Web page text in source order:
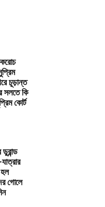
চূড়ান্ত
সলতে কি
কোর্ট
গোলে